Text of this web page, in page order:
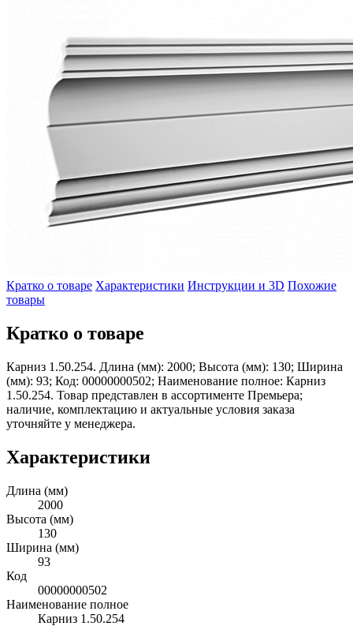
Кратко о товаре Характеристики Инструкции и 3D Похожие
товары
Кратко о товаре
Карниз 1.50.254. Длина (мм): 2000; Высота (мм): 130; Ширина
(мм): 93; Код: 00000000502; Наименование полное: Карниз
1.50.254. Товар представлен в ассортименте Премьера;
наличие, комплектацию и актуальные условия заказа
уточняйте у менеджера.
Характеристики
Длина (мм)
2000
Высота (мм)
130
Ширина (мм)
93
Код
00000000502
Наименование полное
Карниз 1.50.254